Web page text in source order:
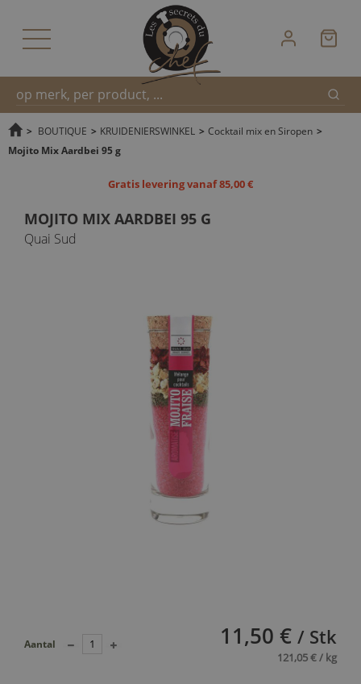
Snel
> BOUTIQUE > KRUIDENIERSWINKEL > Cocktail mix en Siropen >
Mojito Mix Aardbei 95 g
Gratis levering vanaf 85,00 €
MOJITO MIX AARDBEI 95 G
Quai Sud
11,50 € / Stk
121,05 € / kg
Aantal